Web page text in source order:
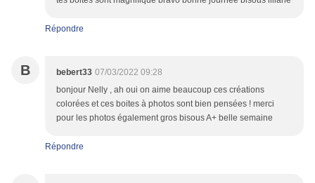
Répondre
B bebert33 07/03/2022 09:28
bonjour Nelly , ah oui on aime beaucoup ces créations
colorées et ces boites à photos sont bien pensées ! merci
pour les photos également gros bisous A+ belle semaine
Répondre